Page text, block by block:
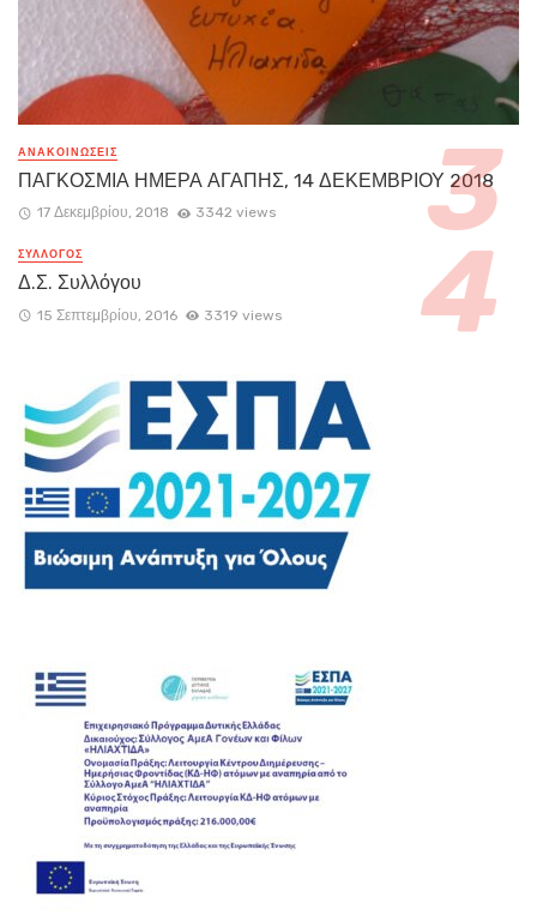
ΑΝΑΚΟΙΝΏΣΕΙΣ
ΠΑΓΚΟΣΜΙΑ ΗΜΕΡΑ ΑΓΑΠΗΣ, 14 ΔΕΚΕΜΒΡΙΟΥ 2018
17 Δεκεμβρίου, 2018 3342 views
ΣΥΛΛΟΓΟΣ
Δ.Σ. Συλλόγου
15 Σεπτεμβρίου, 2016 3319 views